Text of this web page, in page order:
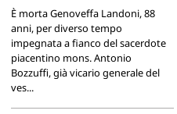
È morta Genoveffa Landoni, 88
anni, per diverso tempo
impegnata a fianco del sacerdote
piacentino mons. Antonio
Bozzuffi, già vicario generale del
ves...